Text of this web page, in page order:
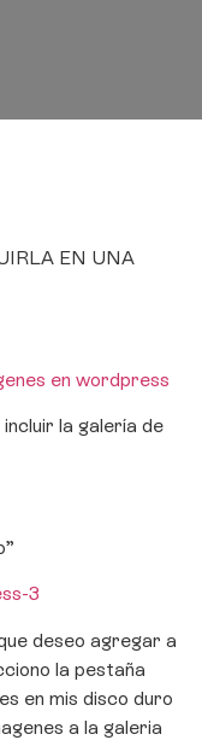
EN UNA
la galería de
deseo agregar a
la pestaña
en mis disco duro
a la galeria